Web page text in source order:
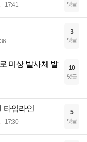
17:41 댓글
3
댓글
미상 발사체 발
10
댓글
타임라인
17:30
5
댓글